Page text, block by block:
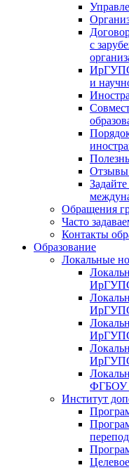
с
ИрГУПС
и
Отзывы
Обращения
Часто
Контакты
Образование
Локальные
ФГБОУ
Институт